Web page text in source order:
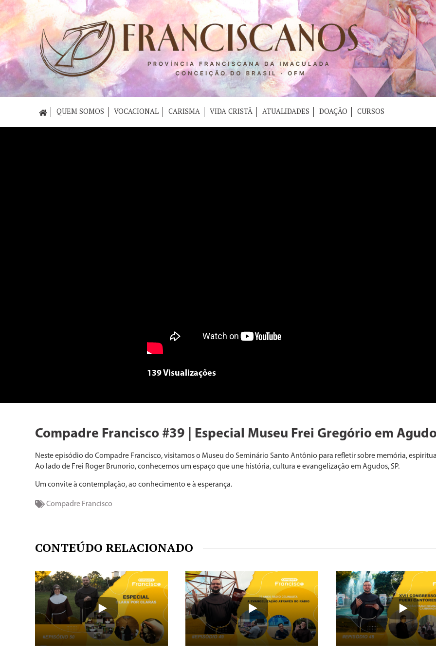
QUEM SOMOS VOCACIONAL CARISMA VIDA CRISTÃ ATUALIDADES DOAÇÃO CURSOS
139 Visualizações
Compadre Francisco #39 | Especial Museu Frei Gregório em
Neste episódio do Compadre Francisco, visitamos o Museu do Seminário Santo Antônio para refletir sobre memória,
Ao lado de Frei Roger Brunorio, conhecemos um espaço que une história, cultura e evangelização em Agudos, SP.
Um convite à contemplação, ao conhecimento e à esperança.
Compadre Francisco
CONTEÚDO RELACIONADO